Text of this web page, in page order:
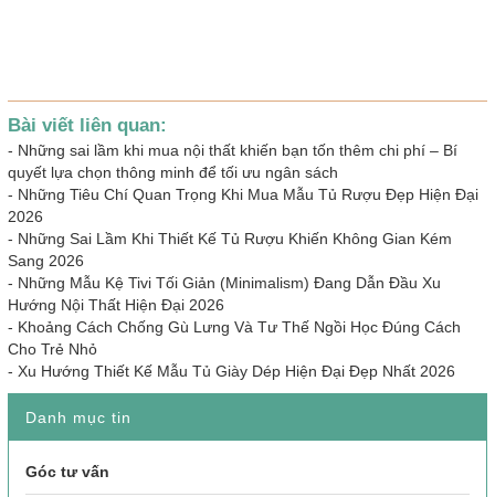
Bài viết liên quan:
- Những sai lầm khi mua nội thất khiến bạn tốn thêm chi phí – Bí
quyết lựa chọn thông minh để tối ưu ngân sách
- Những Tiêu Chí Quan Trọng Khi Mua Mẫu Tủ Rượu Đẹp Hiện Đại
2026
- Những Sai Lầm Khi Thiết Kế Tủ Rượu Khiến Không Gian Kém
Sang 2026
- Những Mẫu Kệ Tivi Tối Giản (Minimalism) Đang Dẫn Đầu Xu
Hướng Nội Thất Hiện Đại 2026
- Khoảng Cách Chống Gù Lưng Và Tư Thế Ngồi Học Đúng Cách
Cho Trẻ Nhỏ
- Xu Hướng Thiết Kế Mẫu Tủ Giày Dép Hiện Đại Đẹp Nhất 2026
Danh mục tin
Góc tư vấn